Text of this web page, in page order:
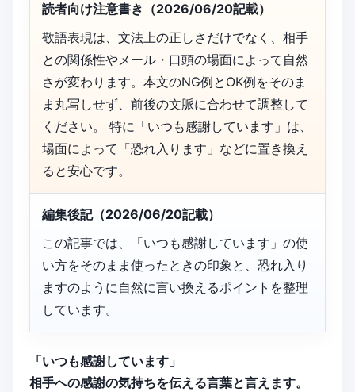
読者向け注意書き（2026/06/20記載）
敬語表現は、文法上の正しさだけでなく、相手
との関係性やメール・口頭の場面によって自然
さが変わります。本文のNG例とOK例をそのま
ま丸写しせず、前後の文脈に合わせて調整して
ください。 特に「いつも感謝しています」は、
場面によって「恐れ入ります」などに置き換え
ると安心です。
編集後記（2026/06/20記載）
この記事では、「いつも感謝しています」の使
い方をそのまま使ったときの印象と、恐れ入り
ますのように自然に言い換えるポイントを整理
しています。
「いつも感謝しています」
相手への感謝の気持ちを伝える言葉と言えます。